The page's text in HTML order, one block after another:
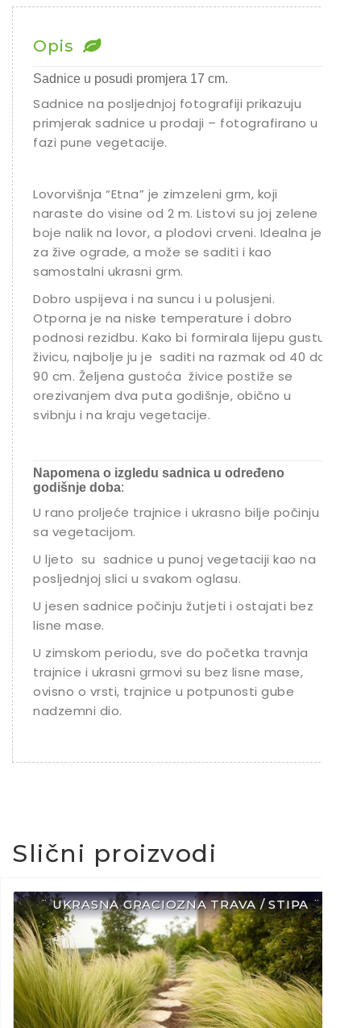
Opis
Sadnice u posudi promjera 17 cm.
Sadnice na posljednjoj fotografiji prikazuju
primjerak sadnice u prodaji – fotografirano u
fazi pune vegetacije.
Lovorvišnja “Etna” je zimzeleni grm, koji
naraste do visine od 2 m. Listovi su joj zelene
boje nalik na lovor, a plodovi crveni. Idealna je
za žive ograde, a može se saditi i kao
samostalni ukrasni grm.
Dobro uspijeva i na suncu i u polusjeni.
Otporna je na niske temperature i dobro
podnosi rezidbu. Kako bi formirala lijepu gustu
živicu, najbolje ju je saditi na razmak od 40 do
90 cm. Željena gustoća živice postiže se
orezivanjem dva puta godišnje, obično u
svibnju i na kraju vegetacije.
Napomena o izgledu sadnica u određeno
godišnje doba:
U rano proljeće trajnice i ukrasno bilje počinju
sa vegetacijom.
U ljeto su sadnice u punoj vegetaciji kao na
posljednjoj slici u svakom oglasu.
U jesen sadnice počinju žutjeti i ostajati bez
lisne mase.
U zimskom periodu, sve do početka travnja
trajnice i ukrasni grmovi su bez lisne mase,
ovisno o vrsti, trajnice u potpunosti gube
nadzemni dio.
Slični proizvodi
¨ UKRASNA GRACIOZNA TRAVA / STIPA ¨